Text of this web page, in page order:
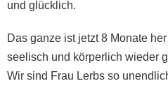
und glücklich.
Das ganze ist jetzt 8 Monate
seelisch und körperlich wieder
Wir sind Frau Lerbs so